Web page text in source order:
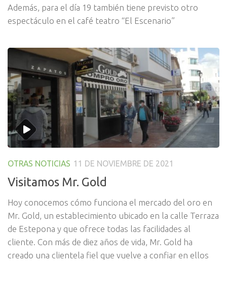
Además, para el día 19 también tiene previsto otro
espectáculo en el café teatro “El Escenario”
OTRAS NOTICIAS 11 DE NOVIEMBRE DE 2021
Visitamos Mr. Gold
Hoy conocemos cómo funciona el mercado del oro en
Mr. Gold, un establecimiento ubicado en la calle Terraza
de Estepona y que ofrece todas las facilidades al
cliente. Con más de diez años de vida, Mr. Gold ha
creado una clientela fiel que vuelve a confiar en ellos